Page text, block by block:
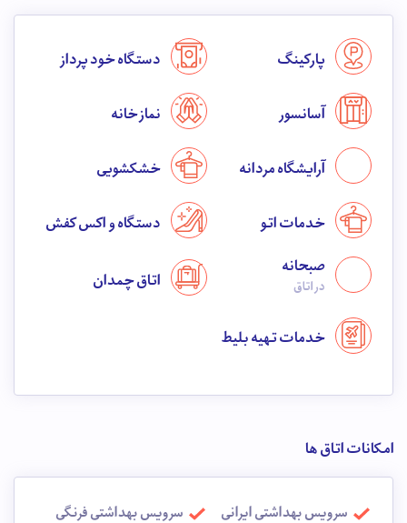
پارکینگ دستگاه خود پرداز
آسانسور نماز خانه
آرایشگاه مردانه خشکشویی
خدمات اتو
دستگاه واکس کفش
صبحانه
در اتاق اتاق چمدان
خدمات تهیه بلیط
امکانات اتاق ها
سرویس بهداشتی ایرانی سرویس بهداشتی فرنگی